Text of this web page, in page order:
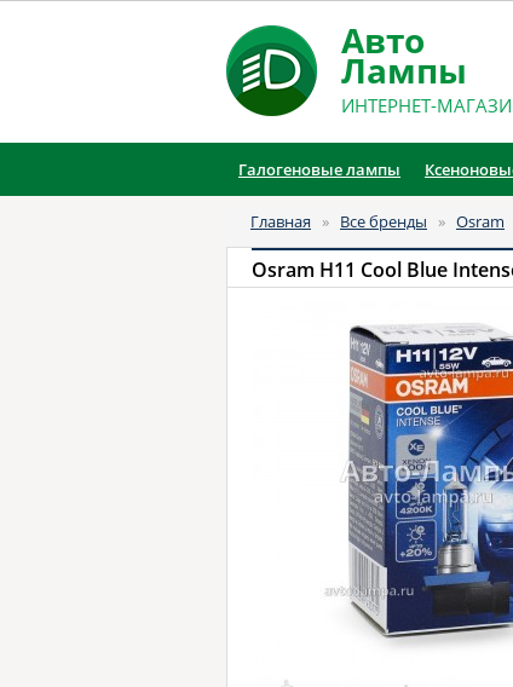
Авто
Лампы
ИНТЕРНЕТ-
Галогеновые лампы
Главная » Все бренды » Osram
Osram H11 Cool Blue